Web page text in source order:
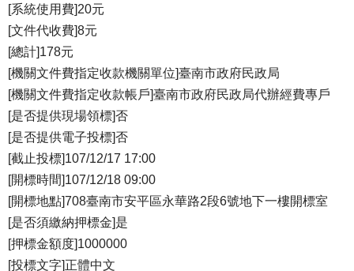
[系統使用費]20元
[文件代收費]8元
[總計]178元
[機關文件費指定收款機關單位]臺南市政府民政局
[機關文件費指定收款帳戶]臺南市政府民政局代辦經費專戶
[是否提供現場領標]否
[是否提供電子投標]否
[截止投標]107/12/17 17:00
[開標時間]107/12/18 09:00
[開標地點]708臺南市安平區永華路2段6號地下一樓開標室
[是否須繳納押標金]是
[押標金額度]1000000
[投標文字]正體中文